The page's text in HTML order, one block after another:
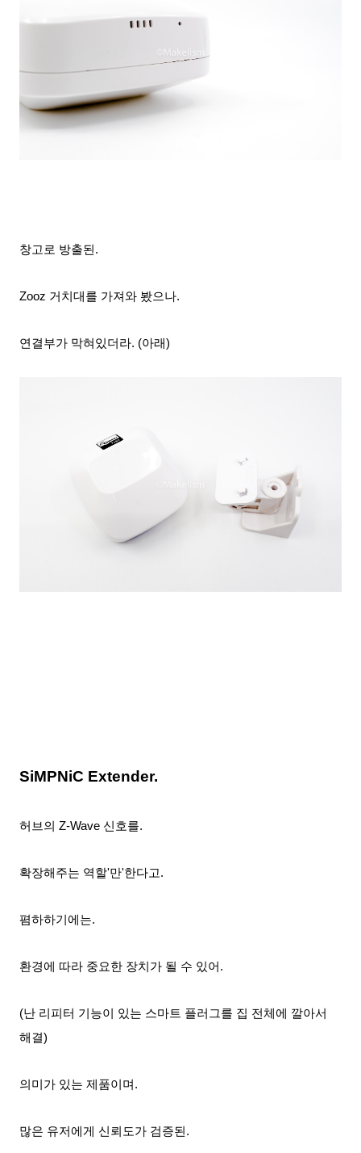
창고로 방출된.
Zooz 거치대를 가져와 봤으나.
연결부가 막혀있더라. (아래)
SiMPNiC Extender.
허브의 Z-Wave 신호를.
확장해주는 역할'만'한다고.
폄하하기에는.
환경에 따라 중요한 장치가 될 수 있어.
(난 리피터 기능이 있는 스마트 플러그를 집 전체에 깔아서
해결)
의미가 있는 제품이며.
많은 유저에게 신뢰도가 검증된.